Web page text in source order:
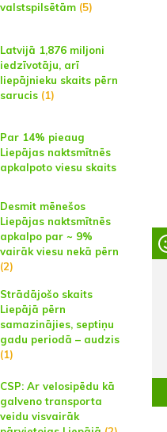
valstspilsētām (5)
Latvijā 1,876 miljoni
iedzīvotāju, arī
liepājnieku skaits pērn
sarucis(1)
Par 14% pieaug
Liepājas naktsmītnēs
apkalpoto viesu skaits
Desmit mēnešos
Liepājas naktsmītnēs
apkalpo par ~ 9%
vairāk viesu nekā pērn
(2)
Strādājošo skaits
Liepājā pērn
samazinājies, septiņu
gadu periodā – audzis
(1)
CSP: Ar velosipēdu kā
galveno transporta
veidu visvairāk